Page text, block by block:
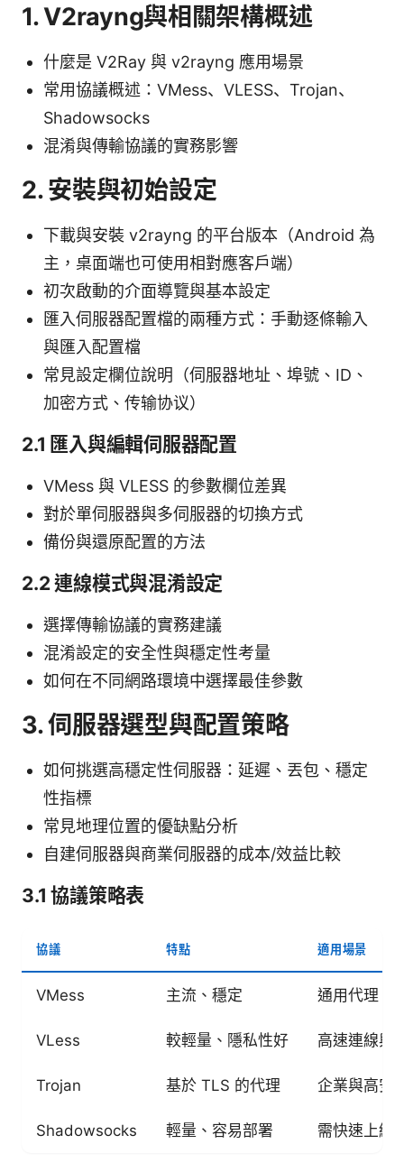
1. V2rayng與相關架構概述
什麼是 V2Ray 與 v2rayng 應用場景
常用協議概述：VMess、VLESS、Trojan、
Shadowsocks
混淆與傳輸協議的實務影響
2. 安裝與初始設定
下載與安裝 v2rayng 的平台版本（Android 為
主，桌面端也可使用相對應客戶端）
初次啟動的介面導覽與基本設定
匯入伺服器配置檔的兩種方式：手動逐條輸入
與匯入配置檔
常見設定欄位說明（伺服器地址、埠號、ID、
加密方式、传输协议）
2.1 匯入與編輯伺服器配置
VMess 與 VLESS 的參數欄位差異
對於單伺服器與多伺服器的切換方式
備份與還原配置的方法
2.2 連線模式與混淆設定
選擇傳輸協議的實務建議
混淆設定的安全性與穩定性考量
如何在不同網路環境中選擇最佳參數
3. 伺服器選型與配置策略
如何挑選高穩定性伺服器：延遲、丟包、穩定
性指標
常見地理位置的優缺點分析
自建伺服器與商業伺服器的成本/效益比較
3.1 協議策略表
協議 特點 適用場景
VMess 主流、穩定 通用代理
VLess 較輕量、隱私性好 高速連線與
Trojan 基於 TLS 的代理 企業與高安
Shadowsocks 輕量、容易部署 需快速上線